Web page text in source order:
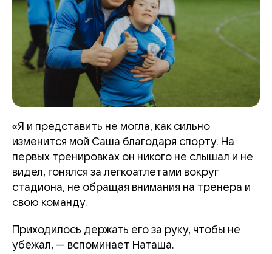
«Я и представить не могла, как сильно
изменится мой Саша благодаря спорту. На
первых тренировках он никого не слышал и не
видел, гонялся за легкоатлетами вокруг
стадиона, не обращая внимания на тренера и
свою команду.
Приходилось держать его за руку, чтобы не
убежал, — вспоминает Наташа.